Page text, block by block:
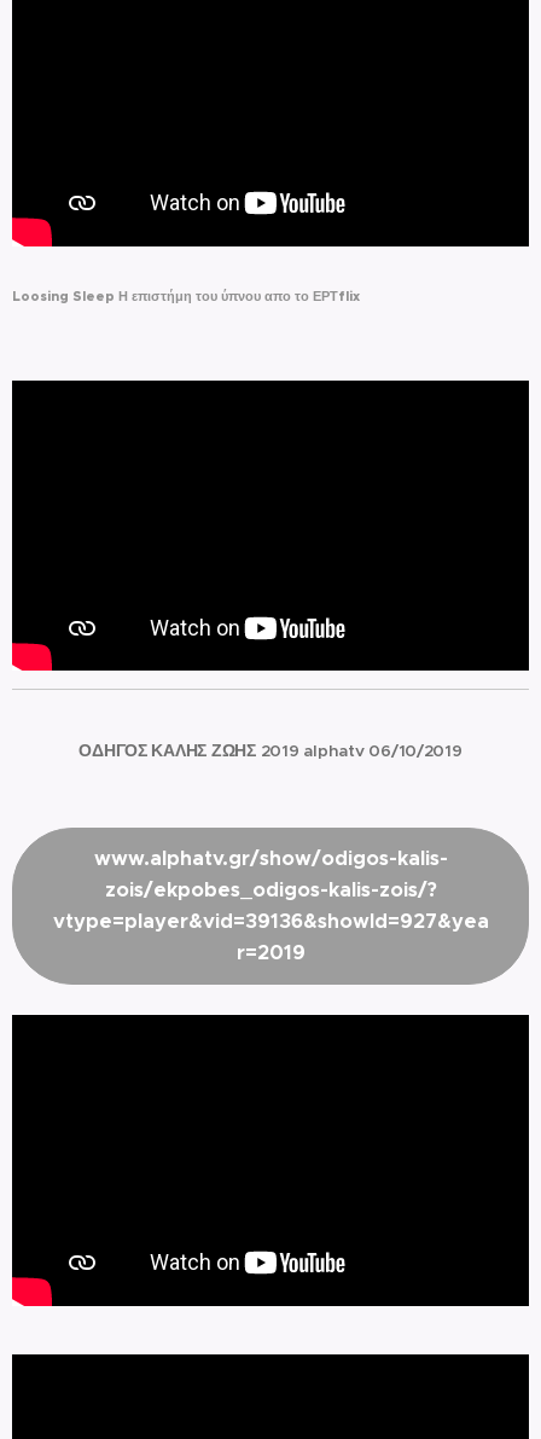
Loosing Sleep Η επιστήμη του ύπνου απο το ΕΡΤflix
ΟΔΗΓΟΣ ΚΑΛΗΣ ΖΩΗΣ 2019 alphatv 06/10/2019
www.alphatv.gr/show/odigos-kalis-
zois/ekpobes_odigos-kalis-zois/?
vtype=player&vid=39136&showId=927&yea
r=2019